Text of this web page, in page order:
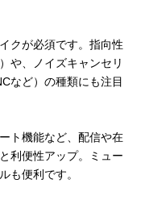
クが必須です。指向性
や、ノイズキャンセリ
など）の種類にも注目
ト機能など、配信や在
利便性アップ。ミュー
も便利です。